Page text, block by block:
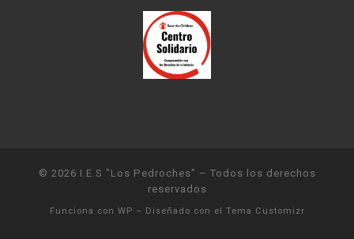
© 2026 I.E.S "Los Pedroches" – Todos los derechos
reservados
Funciona con WP – Diseñado con el Tema Customizr